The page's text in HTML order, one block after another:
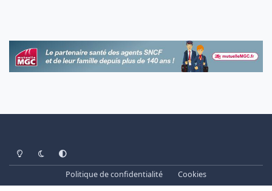
Light ModeDark ModeSystem Preference
Politique de confidentialité
Cookies
www.cheminots.net - Forum Libre depuis 2003